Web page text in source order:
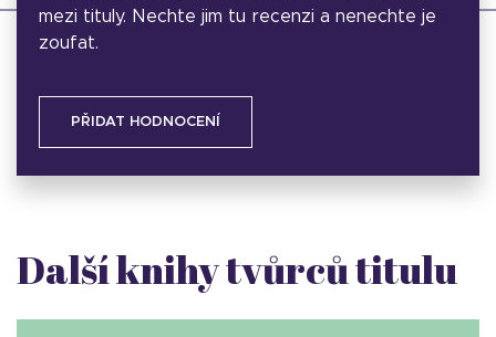
mezi tituly. Nechte jim tu recenzi a nenechte je
zoufat.
PŘIDAT HODNOCENÍ
Další knihy tvůrců titulu